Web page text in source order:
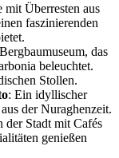
mit Überresten aus
faszinierenden
das
beleuchtet.
Stollen.
: Ein idyllischer
der Nuraghenzeit.
der Stadt mit Cafés
genießen